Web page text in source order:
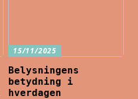
15/11/2025
Belysningens
betydning i
hverdagen